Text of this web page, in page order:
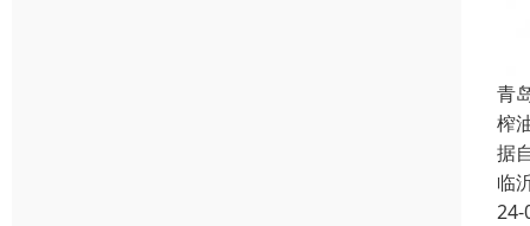
青
榨
据
临
24-